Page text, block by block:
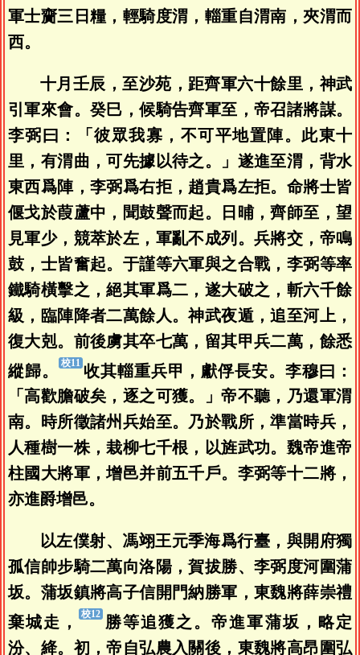
軍士齎三日糧，輕騎度渭，輜重自渭南，夾渭而
西。
十月壬辰，至沙苑，距齊軍六十餘里，神武
引軍來會。癸巳，候騎告齊軍至，帝召諸將謀。
李弼曰：「彼眾我寡，不可平地置陣。此東十
里，有渭曲，可先據以待之。」遂進至渭，背水
東西爲陣，李弼爲右拒，趙貴爲左拒。命將士皆
偃戈於葭蘆中，聞鼓聲而起。日晡，齊師至，望
見軍少，競萃於左，軍亂不成列。兵將交，帝鳴
鼓，士皆奮起。于謹等六軍與之合戰，李弼等率
鐵騎橫擊之，絕其軍爲二，遂大破之，斬六千餘
級，臨陣降者二萬餘人。神武夜遁，追至河上，
復大剋。前後虜其卒七萬，留其甲兵二萬，餘悉
縱歸。
收其輜重兵甲，獻俘長安。李穆曰：
「高歡膽破矣，逐之可獲。」帝不聽，乃還軍渭
南。時所徵諸州兵始至。乃於戰所，準當時兵，
人種樹一株，栽柳七千根，以旌武功。魏帝進帝
柱國大將軍，增邑并前五千戶。李弼等十二將，
亦進爵增邑。
以左僕射、馮翊王元季海爲行臺，與開府獨
孤信帥步騎二萬向洛陽，賀拔勝、李弼度河圍蒲
坂。蒲坂鎮將高子信開門納勝軍，東魏將薛崇禮
棄城走，
勝等追獲之。帝進軍蒲坂，略定
汾、絳。初，帝自弘農入關後，東魏將高昂圍弘